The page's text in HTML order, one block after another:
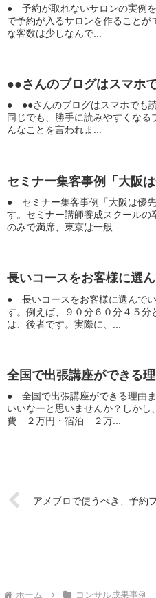
● 予約が取れないサロンの実例
で予約が入るサロンを作ること
な客数は少しなんで...
●●さんのブログはスマホ
● ●●さんのブログはスマホでも
同じでも、勝手に読みやすくな
んなことを言われま...
セミナー集客事例「大阪
● セミナー集客事例「大阪は優
す。セミナー講師養成スクール
のみで満席、東京は一般...
長いコースをお客様に選
● 長いコースをお客様に選んで
す。例えば、９０分６０分４５分
は、後者です。実際に、...
全国で出張講座ができる
● 全国で出張講座ができる理由
いいなーと思いませんか？しか
費 ２万円・宿泊 ２万...
アメブロで使うべき、予約
ホーム コンサル成果事例